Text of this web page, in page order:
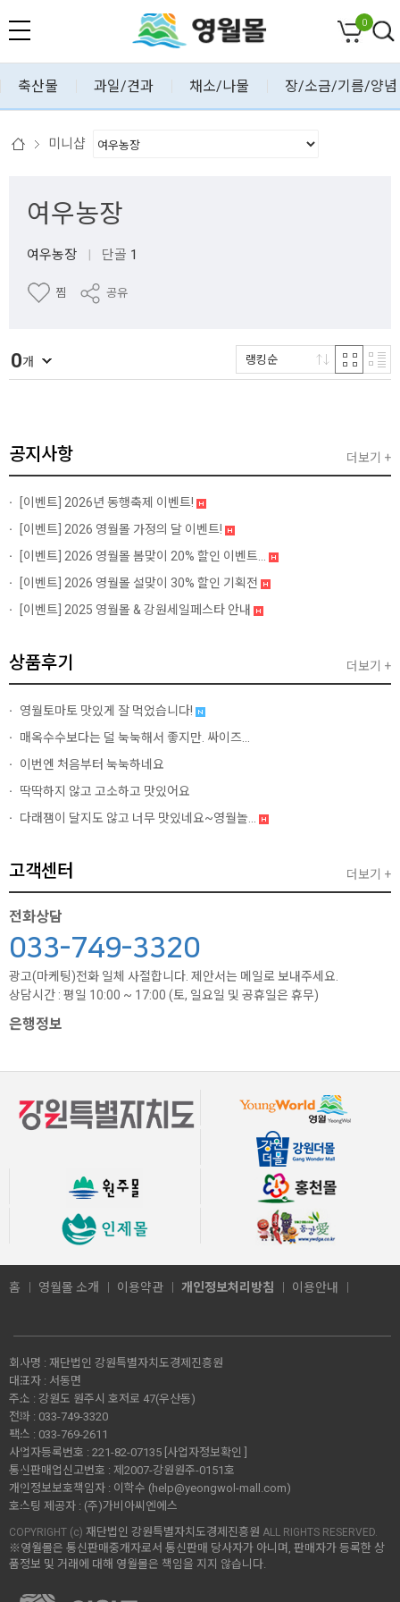
0
축산물 과일/견과 채소/나물 장/소금/기름/양념
미니샵
여우농장
여우농장 | 단골 1
찜 공유
0개 랭킹순
공지사항
[이벤트] 2026년 동행축제 이벤트!
[이벤트] 2026 영월몰 가정의 달 이벤트!
[이벤트] 2026 영월몰 봄맞이 20% 할인 이벤트...
[이벤트] 2026 영월몰 설맞이 30% 할인 기획전
[이벤트] 2025 영월몰 & 강원세일페스타 안내
더보기 +
상품후기
영월토마토 맛있게 잘 먹었습니다!
매옥수수보다는 덜 눅눅해서 좋지만. 싸이즈...
이번엔 처음부터 눅눅하네요
딱딱하지 않고 고소하고 맛있어요
다래잼이 달지도 않고 너무 맛있네요~영월놀...
더보기 +
고객센터
전화상담
033-749-3320
광고(마케팅)전화 일체 사절합니다. 제안서는 메일로 보내주세요.
상담시간 : 평일 10:00 ~ 17:00 (토, 일요일 및 공휴일은 휴무)
은행정보
더보기 +
홈 영월몰 소개 이용약관 개인정보처리방침 이용안내
회사명 : 재단법인 강원특별자치도경제진흥원
대표자 : 서동면
주소 : 강원도 원주시 호저로 47(우산동)
전화 : 033-749-3320
팩스 : 033-769-2611
사업자등록번호 : 221-82-07135 [사업자정보확인 ]
통신판매업신고번호 : 제2007-강원원주-0151호
개인정보보호책임자 : 이학수 (help@yeongwol-mall.com)
호스팅 제공자 : (주)가비아씨엔에스
COPYRIGHT (c) 재단법인 강원특별자치도경제진흥원 ALL RIGHTS RESERVED.
※영월몰은 통신판매중개자로서 통신판매 당사자가 아니며, 판매자가 등록한 상
품정보 및 거래에 대해 영월몰은 책임을 지지 않습니다.